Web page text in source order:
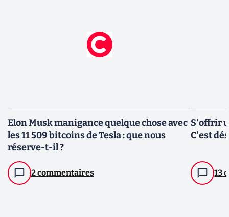
Elon Musk manigance quelque chose avec
les 11 509 bitcoins de Tesla : que nous
réserve-t-il ?
2 commentaires
S'offrir
C'est
13